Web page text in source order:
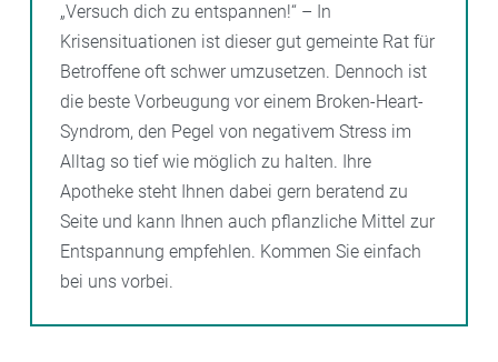
„Versuch dich zu entspannen!“ – In
Krisensituationen ist dieser gut gemeinte Rat für
Betroffene oft schwer umzusetzen. Dennoch ist
die beste Vorbeugung vor einem Broken-Heart-
Syndrom, den Pegel von negativem Stress im
Alltag so tief wie möglich zu halten. Ihre
Apotheke steht Ihnen dabei gern beratend zu
Seite und kann Ihnen auch pflanzliche Mittel zur
Entspannung empfehlen. Kommen Sie einfach
bei uns vorbei.